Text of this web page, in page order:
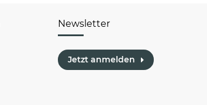
Newsletter
Jetzt anmelden